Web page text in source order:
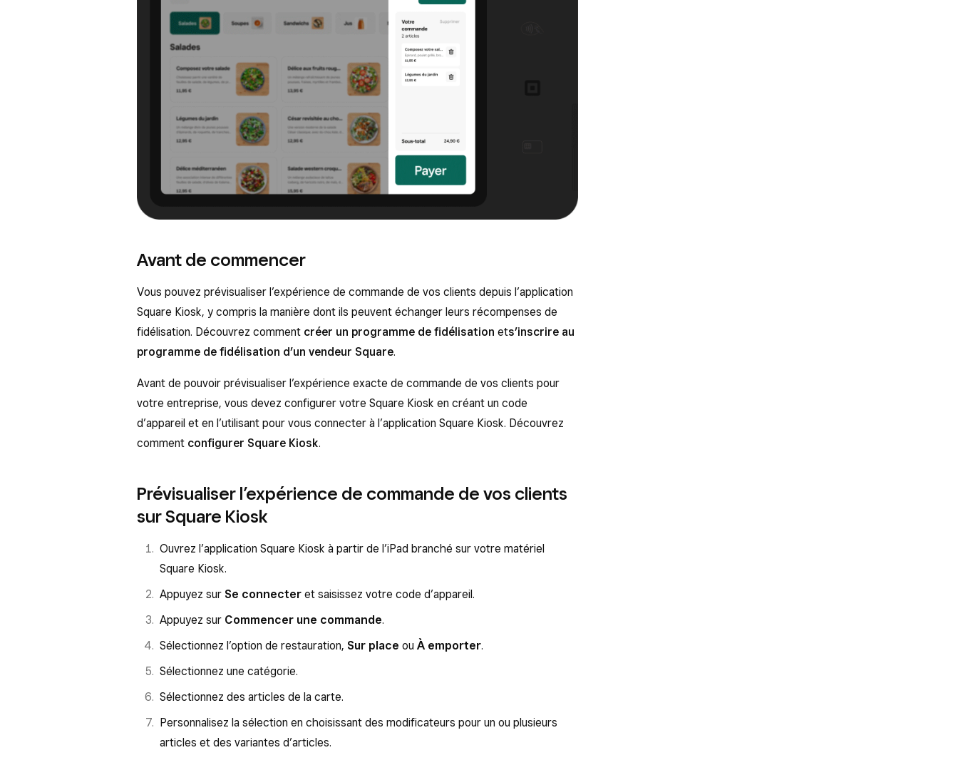
Avant de commencer
Vous pouvez prévisualiser l’expérience de commande de vos clients depuis l’application
Square Kiosk, y compris la manière dont ils peuvent échanger leurs récompenses de
fidélisation. Découvrez comment créer un programme de fidélisation ets’inscrire au
programme de fidélisation d’un vendeur Square.
Avant de pouvoir prévisualiser l’expérience exacte de commande de vos clients pour
votre entreprise, vous devez configurer votre Square Kiosk en créant un code
d’appareil et en l’utilisant pour vous connecter à l’application Square Kiosk. Découvrez
comment configurer Square Kiosk.
Prévisualiser l’expérience de commande de vos clients
sur Square Kiosk
Ouvrez l’application Square Kiosk à partir de l’iPad branché sur votre matériel
Square Kiosk.
Appuyez sur Se connecter et saisissez votre code d’appareil.
Appuyez sur Commencer une commande.
Sélectionnez l’option de restauration, Sur place ou À emporter.
Sélectionnez une catégorie.
Sélectionnez des articles de la carte.
Personnalisez la sélection en choisissant des modificateurs pour un ou plusieurs
articles et des variantes d’articles.